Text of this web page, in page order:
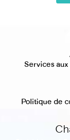
Services
Politique de